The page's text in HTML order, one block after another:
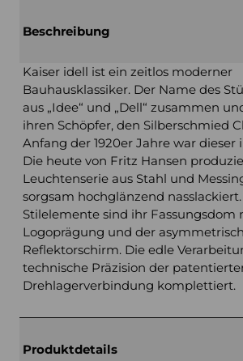
Beschreibung
Kaiser idell ist ein zeitlos moderner
Bauhausklassiker. Der Name des
aus „Idee“ und „Dell“ zusammen
ihren Schöpfer, den Silberschmied
Anfang der 1920er Jahre war dieser
Die heute von Fritz Hansen
Leuchtenserie aus Stahl und
sorgsam hochglänzend
Stilelemente sind ihr Fassungsdom
Logoprägung und der
Reflektorschirm. Die edle
technische Präzision der
Drehlagerverbindung komplettiert.
Produktdetails